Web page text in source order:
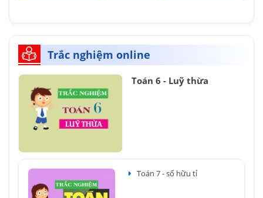
Trắc nghiệm online
Toán 6 - Luỹ thừa
Toán 7 - số hữu tỉ